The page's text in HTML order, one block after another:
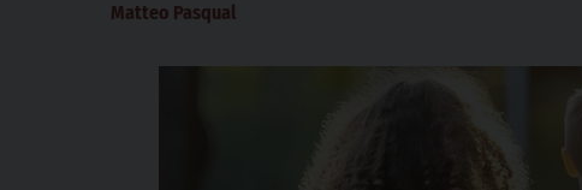
Matteo Pasqual